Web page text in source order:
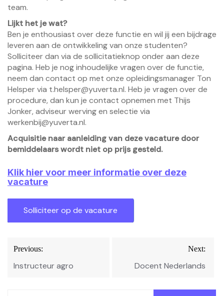
team.
Lijkt het je wat?
Ben je enthousiast over deze functie en wil jij een bijdrage
leveren aan de ontwikkeling van onze studenten?
Solliciteer dan via de sollicitatieknop onder aan deze
pagina. Heb je nog inhoudelijke vragen over de functie,
neem dan contact op met onze opleidingsmanager Ton
Helsper via t.helsper@yuverta.nl. Heb je vragen over de
procedure, dan kun je contact opnemen met Thijs
Jonker, adviseur werving en selectie via
werkenbij@yuverta.nl.
Acquisitie naar aanleiding van deze vacature door
bemiddelaars wordt niet op prijs gesteld.
Klik hier voor meer informatie over deze
vacature
Bericht
navigatie
Previous:
Instructeur agro
Next:
Docent Nederlands